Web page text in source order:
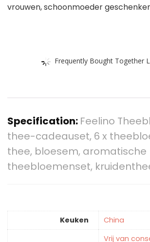
vrouwen, schoonmoeder
Frequently Bought Together
Specification: Feelino
thee-cadeauset, 6 x
thee, bloesem, aromatische
theebloemenset,
Keuken ‎China
‎Vrij van